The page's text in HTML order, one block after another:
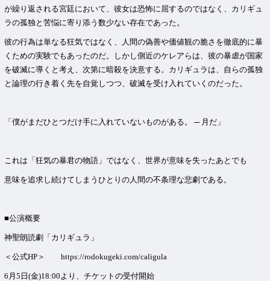
が繰り返される宮廷において、彼女は恐怖に屈するのではなく、カリギュ
ラの孤独と苦悩に寄り添う数少ない存在であった。
彼の行為は単なる狂気ではなく、人間の偽善や価値観の脆さを徹底的に暴
くための実験でもあったのだ。しかし側近のケレアらは、彼の暴虐が国家
を破滅に導くと考え、次第に暗殺を決意する。カリギュラは、自らの孤独
と論理の行き着く先を自覚しつつ、破滅を受け入れていくのだった。
「僕がまだひとつだけ手に入れていないものがある。 ─ 月だ」
これは「狂気の暴君の物語」ではなく、世界が意味を失ったあとでも
意味を追求し続けてしまうひとりの人間の不条理な悲劇である。
■公演概要
神聖朗読劇「カリギュラ」
＜公式HP＞ https://rodokugeki.com/caligula
6月5日(金)18:00より、チケットの受付開始